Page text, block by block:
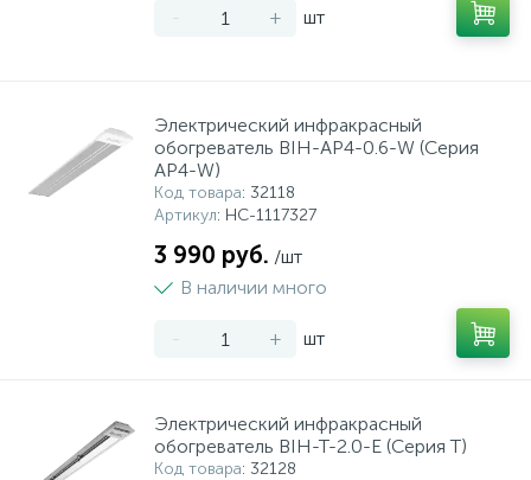
- + шт
Электрический инфракрасный
обогреватель BIH-AP4-0.6-W (Серия
AP4-W)
Код товара: 32118
Артикул: НС-1117327
3 990 руб. /шт
В наличии много
- + шт
Электрический инфракрасный
обогреватель BIH-T-2.0-E (Серия T)
Код товара: 32128